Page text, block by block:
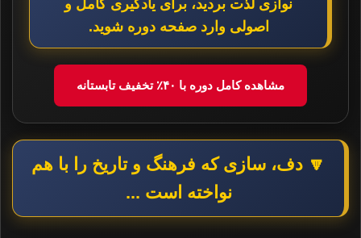
نوازی لذت بردید، برای یادگیری کامل و
اصولی وارد صفحه دوره شوید.
مشاهده کامل دوره با ۴۰٪ تخفیف تابستانه
🔽 دف، سازی که فرهنگ و تاریخ را با هم
نواخته است ...